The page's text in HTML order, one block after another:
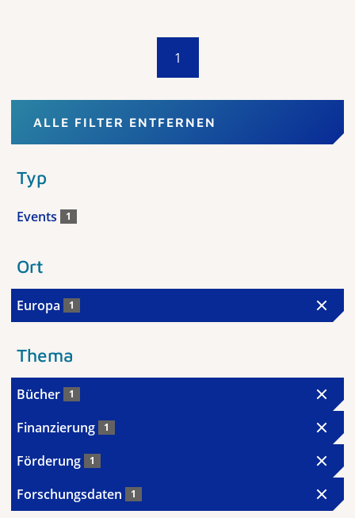
1
ALLE FILTER ENTFERNEN
Typ
Events 1
Ort
Europa 1
Thema
Bücher 1
Finanzierung 1
Förderung 1
Forschungsdaten 1